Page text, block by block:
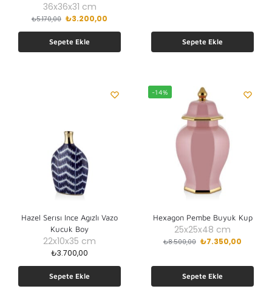
36x36x31 cm
₺5.170,00 ₺3.200,00
Sepete Ekle Sepete Ekle
Hazel Serısı Ince Agızlı Vazo
Kucuk Boy
22x10x35 cm
₺3.700,00
Sepete Ekle
-14%
Hexagon Pembe Buyuk Kup
25x25x48 cm
₺8.500,00 ₺7.350,00
Sepete Ekle